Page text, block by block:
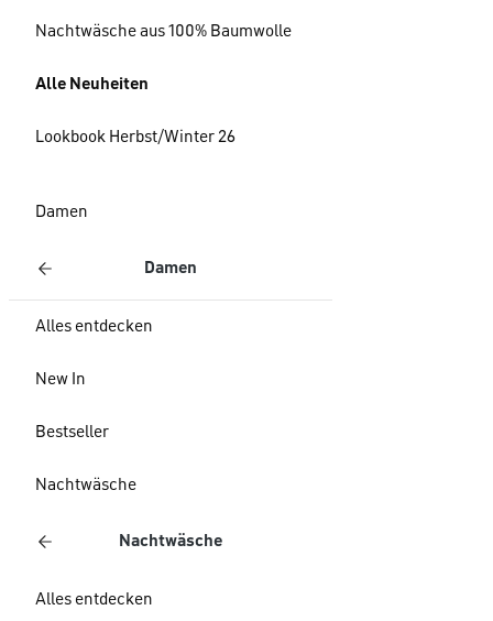
Nachtwäsche aus 100% Baumwolle
Alle Neuheiten
Lookbook Herbst/Winter 26
Damen
Damen
Alles entdecken
New In
Bestseller
Nachtwäsche
Nachtwäsche
Alles entdecken